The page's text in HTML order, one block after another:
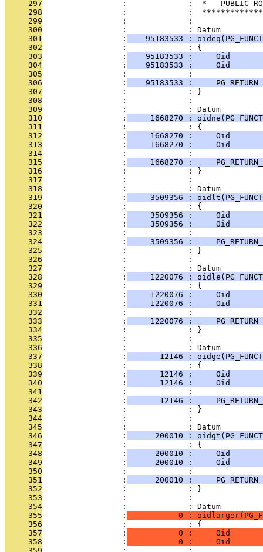
     297
:             :  *   PUBLIC
     298
:             :
     299
                 :             :
     300
                 :             : Datum
     301
                 :
95183533 :
     302
                 :             : {
     303
                 :
95183533 :     Oid
     304
                 :
95183533 :     Oid
     305
                 :             :
     306
                 :
95183533 :
     307
                 :             : }
     308
                 :             :
     309
                 :             : Datum
     310
                 :
1668270 :
     311
                 :             : {
     312
                 :
1668270 :     Oid
     313
                 :
1668270 :     Oid
     314
                 :             :
     315
                 :
1668270 :
     316
                 :             : }
     317
                 :             :
     318
                 :             : Datum
     319
                 :
3509356 :
     320
                 :             : {
     321
                 :
3509356 :     Oid
     322
                 :
3509356 :     Oid
     323
                 :             :
     324
                 :
3509356 :
     325
                 :             : }
     326
                 :             :
     327
                 :             : Datum
     328
                 :
1220076 :
     329
                 :             : {
     330
                 :
1220076 :     Oid
     331
                 :
1220076 :     Oid
     332
                 :             :
     333
                 :
1220076 :
     334
                 :             : }
     335
                 :             :
     336
                 :             : Datum
     337
                 :
12146 :
     338
                 :             : {
     339
                 :
12146 :     Oid
     340
                 :
12146 :     Oid
     341
                 :             :
     342
                 :
12146 :
     343
                 :             : }
     344
                 :             :
     345
                 :             : Datum
     346
                 :
200010 :
     347
                 :             : {
     348
                 :
200010 :     Oid
     349
                 :
200010 :     Oid
     350
                 :             :
     351
                 :
200010 :
     352
                 :             : }
     353
                 :             :
     354
                 :             : Datum
     355
                 :
0 :
     356
                 :             : {
     357
                 :
0 :     Oid
     358
                 :
0 :     Oid